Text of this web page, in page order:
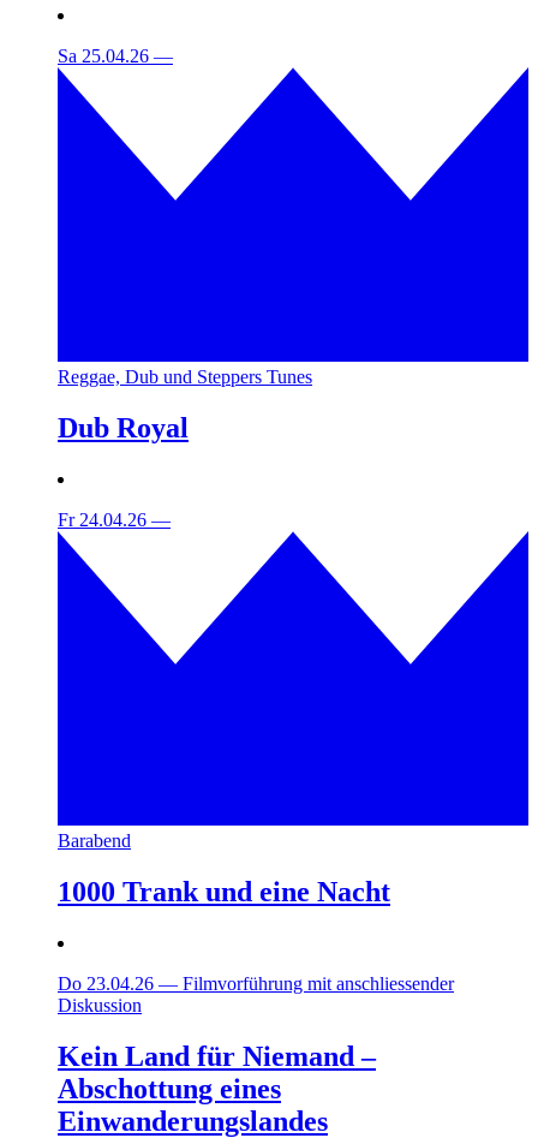
Sa 25.04.26 —
Reggae, Dub und Steppers Tunes
Dub Royal
Fr 24.04.26 —
Barabend
1000 Trank und eine Nacht
Do 23.04.26 — Filmvorführung mit anschliessender
Diskussion
Kein Land für Niemand –
Abschottung eines
Einwanderungslandes